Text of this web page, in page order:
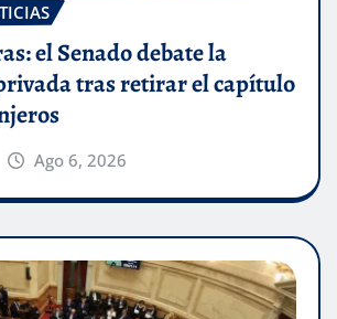
el Senado debate la
tras retirar el capítulo
Ago 6, 2026